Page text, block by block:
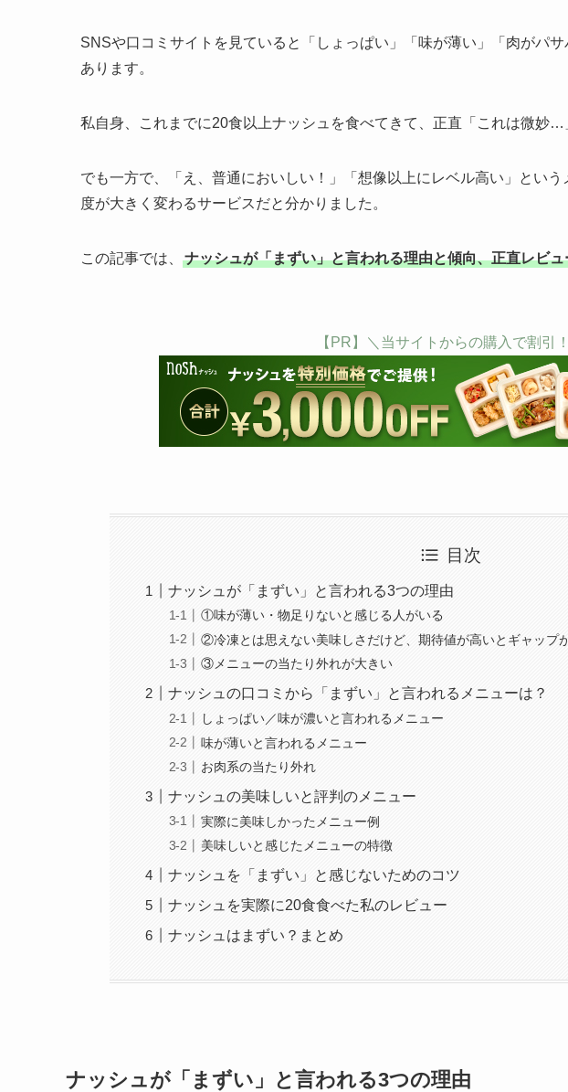
SNSや口コミサイトを見ていると「しょっぱい」「味が薄い」「肉がパ
あります。
私自身、これまでに20食以上ナッシュを食べてきて、正直「これは微妙…
でも一方で、「え、普通においしい！」「想像以上にレベル高い」という
度が大きく変わるサービスだと分かりました。
この記事では、 ナッシュが「まずい」と言われる理由と傾向、正直レビ
【PR】＼当サイトからの購入で割引
目次
ナッシュが「まずい」と言われる3つの理由
①味が薄い・物足りないと感じる人がいる
②冷凍とは思えない美味しさだけど、期待値が高いとギャップ
③メニューの当たり外れが大きい
ナッシュの口コミから「まずい」と言われるメニューは？
しょっぱい／味が濃いと言われるメニュー
味が薄いと言われるメニュー
お肉系の当たり外れ
ナッシュの美味しいと評判のメニュー
実際に美味しかったメニュー例
美味しいと感じたメニューの特徴
ナッシュを「まずい」と感じないためのコツ
ナッシュを実際に20食食べた私のレビュー
ナッシュはまずい？まとめ
ナッシュが「まずい」と言われる3つの理由